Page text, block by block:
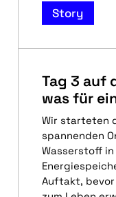
Story
Tag 3 auf
was für
Wir starteten
spannenden
Wasserstoff
Auftakt,